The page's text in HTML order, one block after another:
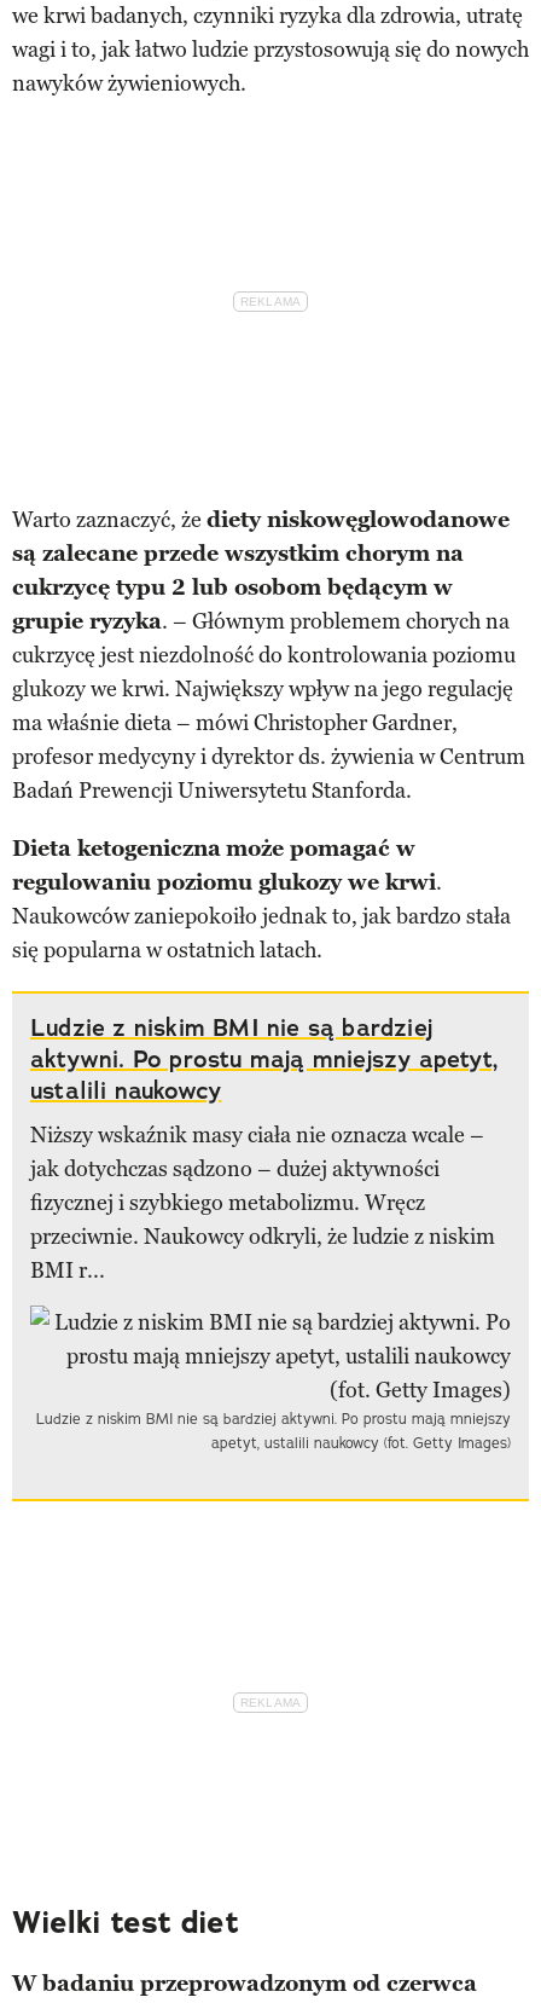
we krwi badanych, czynniki ryzyka dla zdrowia, utratę
wagi i to, jak łatwo ludzie przystosowują się do nowych
nawyków żywieniowych.
Warto zaznaczyć, że diety niskowęglowodanowe
są zalecane przede wszystkim chorym na
cukrzycę typu 2 lub osobom będącym w
grupie ryzyka. – Głównym problemem chorych na
cukrzycę jest niezdolność do kontrolowania poziomu
glukozy we krwi. Największy wpływ na jego regulację
ma właśnie dieta – mówi Christopher Gardner,
profesor medycyny i dyrektor ds. żywienia w Centrum
Badań Prewencji Uniwersytetu Stanforda.
Dieta ketogenicznamoże pomagać w
regulowaniu poziomu glukozy we krwi.
Naukowców zaniepokoiło jednak to, jak bardzo stała
się popularna w ostatnich latach.
Ludzie z niskim BMI nie są bardziej
aktywni. Po prostu mają mniejszy apetyt,
ustalili naukowcy
Niższy wskaźnik masy ciała nie oznacza wcale –
jak dotychczas sądzono – dużej aktywności
fizycznej i szybkiego metabolizmu. Wręcz
przeciwnie. Naukowcy odkryli, że ludzie z niskim
BMI r...
Ludzie z niskim BMI nie są bardziej aktywni. Po prostu mają mniejszy
apetyt, ustalili naukowcy (fot. Getty Images)
Wielki test diet
W badaniu przeprowadzonym od czerwca